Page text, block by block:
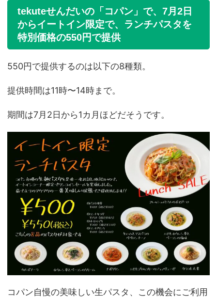
tekuteせんだいの「コパン」で、7月2日
からイートイン限定で、ランチパスタを
特別価格の550円で提供
550円で提供するのは以下の8種類。
提供時間は11時〜14時まで。
期間は7月2日から1カ月ほどだそうです。
コパン自慢の美味しい生パスタ、この機会にご利用